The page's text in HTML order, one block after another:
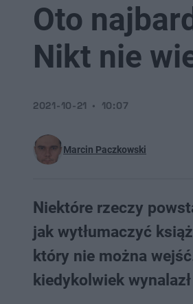
Oto
Nikt nie
Marcin Paczkowski
2021-10-21 10:07
Niektóre rzeczy
jak wytłumaczyć
który nie można
kiedykolwiek